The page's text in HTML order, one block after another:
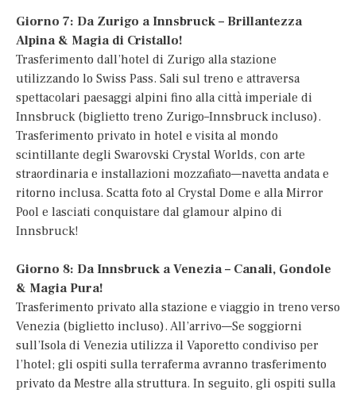
Giorno 7: Da Zurigo a Innsbruck – Brillantezza
Alpina & Magia di Cristallo!
Trasferimento dall’hotel di Zurigo alla stazione
utilizzando lo Swiss Pass. Sali sul treno e attraversa
spettacolari paesaggi alpini fino alla città imperiale di
Innsbruck (biglietto treno Zurigo–Innsbruck incluso).
Trasferimento privato in hotel e visita al mondo
scintillante degli Swarovski Crystal Worlds, con arte
straordinaria e installazioni mozzafiato—navetta andata e
ritorno inclusa. Scatta foto al Crystal Dome e alla Mirror
Pool e lasciati conquistare dal glamour alpino di
Innsbruck!
Giorno 8: Da Innsbruck a Venezia – Canali, Gondole
& Magia Pura!
Trasferimento privato alla stazione e viaggio in treno verso
Venezia (biglietto incluso). All’arrivo—Se soggiorni
sull’Isola di Venezia utilizza il Vaporetto condiviso per
l’hotel; gli ospiti sulla terraferma avranno trasferimento
privato da Mestre alla struttura. In seguito, gli ospiti sulla